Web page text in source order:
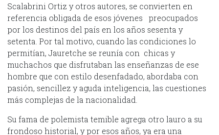
Scalabrini Ortiz y otros autores, se convierten en
referencia obligada de esos jóvenes preocupados
por los destinos del país en los años sesenta y
setenta. Por tal motivo, cuando las condiciones lo
permitían, Jauretche se reunía con chicas y
muchachos que disfrutaban las enseñanzas de ese
hombre que con estilo desenfadado, abordaba con
pasión, sencillez y aguda inteligencia, las cuestiones
más complejas de la nacionalidad.
Su fama de polemista temible agrega otro lauro a su
frondoso historial, y por esos años, ya era una